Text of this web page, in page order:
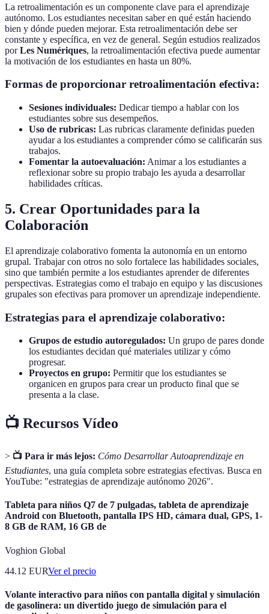
La retroalimentación es un componente clave para el aprendizaje
autónomo. Los estudiantes necesitan saber en qué están haciendo
bien y dónde pueden mejorar. Esta retroalimentación debe ser
constante y específica, en vez de general. Según estudios realizados
porLes Numériques, la retroalimentación efectiva puede aumentar
la motivación de los estudiantes en hasta un 80%.
Formas de proporcionar retroalimentación efectiva:
Sesiones individuales: Dedicar tiempo a hablar con los
estudiantes sobre sus desempeños.
Uso de rubricas: Las rubricas claramente definidas pueden
ayudar a los estudiantes a comprender cómo se calificarán sus
trabajos.
Fomentar la autoevaluación: Animar a los estudiantes a
reflexionar sobre su propio trabajo les ayuda a desarrollar
habilidades críticas.
5. Crear Oportunidades para la
Colaboración
El aprendizaje colaborativo fomenta la autonomía en un entorno
grupal. Trabajar con otros no solo fortalece las habilidades sociales,
sino que también permite a los estudiantes aprender de diferentes
perspectivas. Estrategias como el trabajo en equipo y las discusiones
grupales son efectivas para promover un aprendizaje independiente.
Estrategias para el aprendizaje colaborativo:
Grupos de estudio autoregulados: Un grupo de pares donde
los estudiantes decidan qué materiales utilizar y cómo
progresar.
Proyectos en grupo: Permitir que los estudiantes se
organicen en grupos para crear un producto final que se
presenta a la clase.
📺 Recursos Vídeo
> 📺 Para ir más lejos: Cómo Desarrollar Autoaprendizaje en
Estudiantes, una guía completa sobre estrategias efectivas. Busca en
YouTube: "estrategias de aprendizaje autónomo 2026".
Tableta para niños Q7 de 7 pulgadas, tableta de aprendizaje
Android con Bluetooth, pantalla IPS HD, cámara dual, GPS, 1-
8 GB de RAM, 16 GB de
Voghion Global
44.12 EURVer el precio
Volante interactivo para niños con pantalla digital y simulación
de gasolinera: un divertido juego de simulación para el